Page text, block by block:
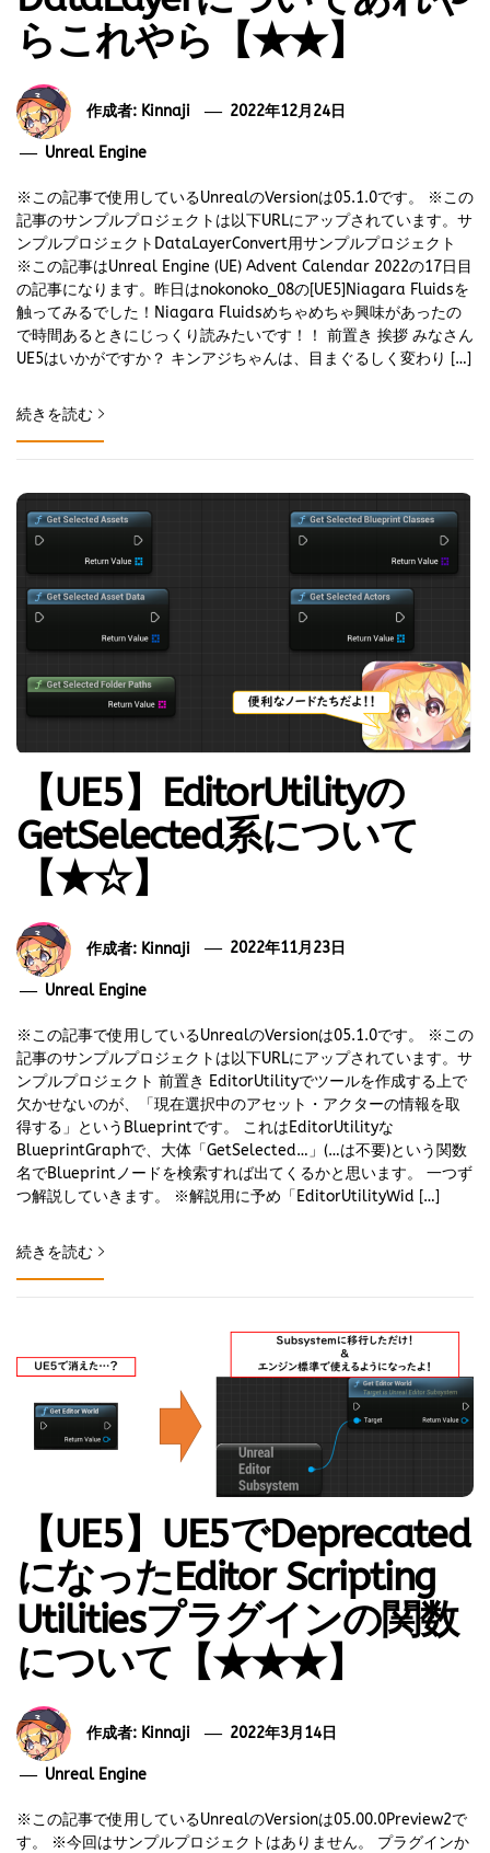
らこれやら【★★】
作成者: Kinnaji 2022年12月24日
Unreal Engine
※この記事で使用しているUnrealのVersionは05.1.0です。 ※この
記事のサンプルプロジェクトは以下URLにアップされています。サ
ンプルプロジェクトDataLayerConvert用サンプルプロジェクト
※この記事はUnreal Engine (UE) Advent Calendar 2022の17日目
の記事になります。昨日はnokonoko_08の[UE5]Niagara Fluidsを
触ってみるでした！Niagara Fluidsめちゃめちゃ興味があったの
で時間あるときにじっくり読みたいです！！ 前置き 挨拶 みなさん
UE5はいかがですか？ キンアジちゃんは、目まぐるしく変わり […]
続きを読む
【UE5】EditorUtilityの
GetSelected系について
【★☆】
作成者: Kinnaji 2022年11月23日
Unreal Engine
※この記事で使用しているUnrealのVersionは05.1.0です。 ※この
記事のサンプルプロジェクトは以下URLにアップされています。サ
ンプルプロジェクト 前置き EditorUtilityでツールを作成する上で
欠かせないのが、「現在選択中のアセット・アクターの情報を取
得する」というBlueprintです。 これはEditorUtilityな
BlueprintGraphで、大体「GetSelected…」(…は不要)という関数
名でBlueprintノードを検索すれば出てくるかと思います。 一つず
つ解説していきます。 ※解説用に予め「EditorUtilityWid […]
続きを読む
【UE5】UE5でDeprecated
になったEditor Scripting
Utilitiesプラグインの関数
について【★★★】
作成者: Kinnaji 2022年3月14日
Unreal Engine
※この記事で使用しているUnrealのVersionは05.00.0Preview2で
す。 ※今回はサンプルプロジェクトはありません。 プラグインか